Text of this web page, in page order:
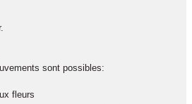
sont possibles:
fleurs